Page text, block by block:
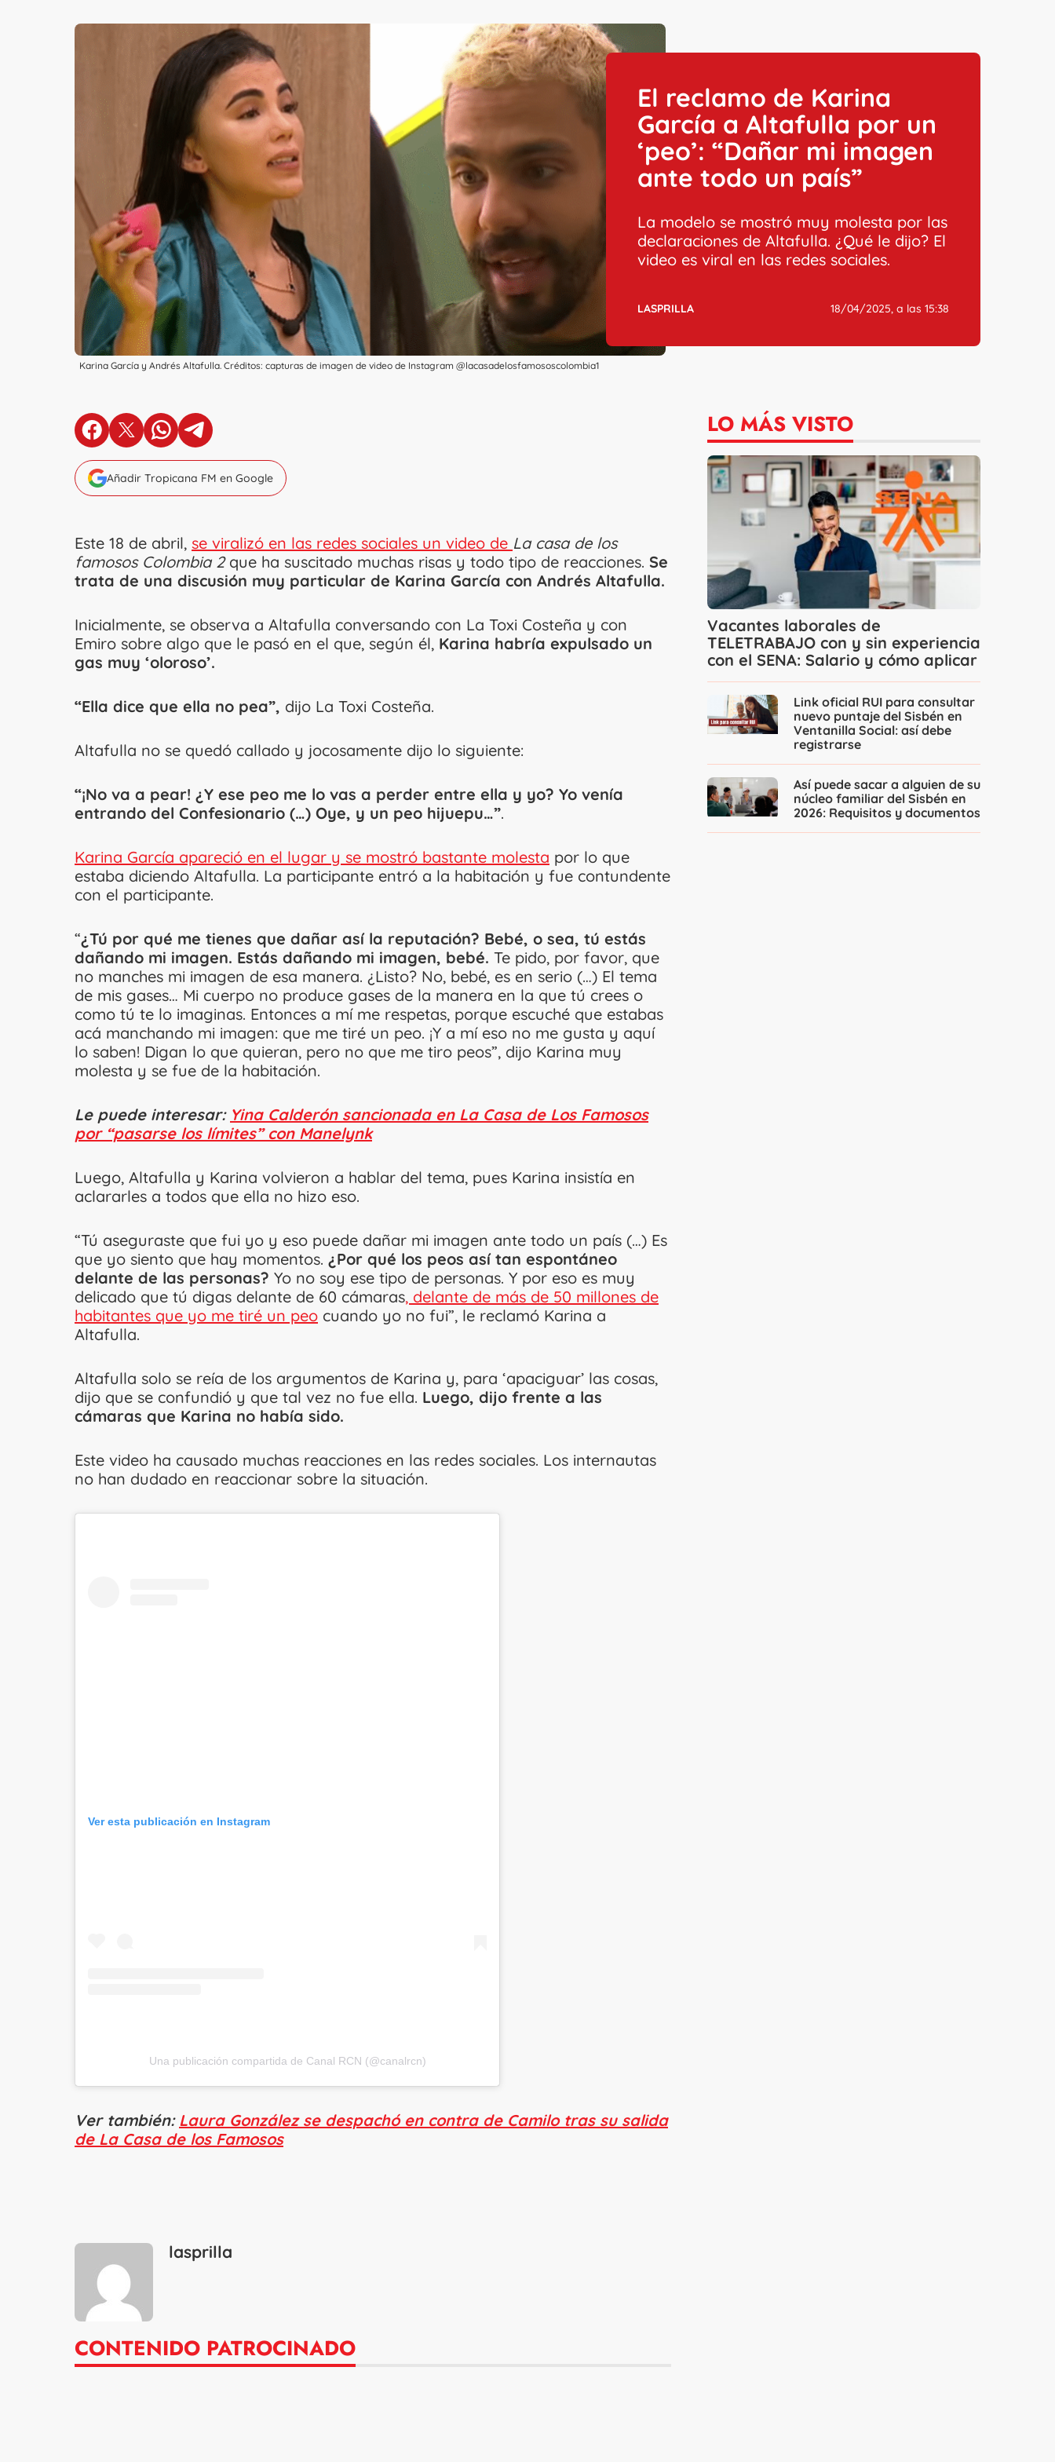
Karina García y Andrés Altafulla. Créditos: capturas de imagen de video de Instagram @lacasadelosfamososcolombia1
El reclamo de Karina
García a Altafulla por un
‘peo’: “Dañar mi imagen
ante todo un país”
La modelo se mostró muy molesta por las
declaraciones de Altafulla. ¿Qué le dijo? El
video es viral en las redes sociales.
LASPRILLA 18/04/2025, a las 15:38
en Facebook
en X en Whatsapp
en Telegram
Añadir Tropicana FM en Google
Este 18 de abril, se viralizó en las redes sociales un video de La casa de los
famosos Colombia 2 que ha suscitado muchas risas y todo tipo de reacciones. Se
trata de una discusión muy particular de Karina García con Andrés Altafulla.
Inicialmente, se observa a Altafulla conversando con La Toxi Costeña y con
Emiro sobre algo que le pasó en el que, según él, Karina habría expulsado un
gas muy ‘oloroso’.
“Ella dice que ella no pea”, dijo La Toxi Costeña.
Altafulla no se quedó callado y jocosamente dijo lo siguiente:
“¡No va a pear! ¿Y ese peo me lo vas a perder entre ella y yo? Yo venía
entrando del Confesionario (…) Oye, y un peo hijuepu…”.
Karina García apareció en el lugar y se mostró bastante molesta por lo que
estaba diciendo Altafulla. La participante entró a la habitación y fue contundente
con el participante.
“¿Tú por qué me tienes que dañar así la reputación? Bebé, o sea, tú estás
dañando mi imagen. Estás dañando mi imagen, bebé. Te pido, por favor, que
no manches mi imagen de esa manera. ¿Listo? No, bebé, es en serio (…) El tema
de mis gases… Mi cuerpo no produce gases de la manera en la que tú crees o
como tú te lo imaginas. Entonces a mí me respetas, porque escuché que estabas
acá manchando mi imagen: que me tiré un peo. ¡Y a mí eso no me gusta y aquí
lo saben! Digan lo que quieran, pero no que me tiro peos”, dijo Karina muy
molesta y se fue de la habitación.
Le puede interesar: Yina Calderón sancionada en La Casa de Los Famosos
por “pasarse los límites” con Manelynk
Luego, Altafulla y Karina volvieron a hablar del tema, pues Karina insistía en
aclararles a todos que ella no hizo eso.
“Tú aseguraste que fui yo y eso puede dañar mi imagen ante todo un país (…) Es
que yo siento que hay momentos. ¿Por qué los peos así tan espontáneo
delante de las personas? Yo no soy ese tipo de personas. Y por eso es muy
delicado que tú digas delante de 60 cámaras, delante de más de 50 millones de
habitantes que yo me tiré un peo cuando yo no fui”, le reclamó Karina a
Altafulla.
Altafulla solo se reía de los argumentos de Karina y, para ‘apaciguar’ las cosas,
dijo que se confundió y que tal vez no fue ella. Luego, dijo frente a las
cámaras que Karina no había sido.
Este video ha causado muchas reacciones en las redes sociales. Los internautas
no han dudado en reaccionar sobre la situación.
Ver esta publicación en Instagram
Una publicación compartida de Canal RCN (@canalrcn)
Ver también: Laura González se despachó en contra de Camilo tras su salida
de La Casa de los Famosos
lasprilla
CONTENIDO PATROCINADO
LO MÁS VISTO
Vacantes laborales de
TELETRABAJO con y sin experiencia
con el SENA: Salario y cómo aplicar
Link oficial RUI para consultar
nuevo puntaje del Sisbén en
Ventanilla Social: así debe
registrarse
Así puede sacar a alguien de su
núcleo familiar del Sisbén en
2026: Requisitos y documentos